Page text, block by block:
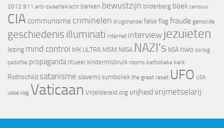
2012 911 anti-zwaartekracht banken bewustzijn bilderberg boek censuur
CIA communisme criminelen drugshandel false flag fraude genocide
geschiedenis illuminati internet interview jezuïeten
lezing mind control MK ULTRA MSM NASA NAZI's NSA nwo oorlog
pedofilie propaganda ritueel kindermisbruik rooms katholieke kerk
Rothschild satanisme slavernij symboliek the great reset UFO USA
valse vlag Vaticaan VrijeWereld.org vrijheid vrijmetselarij